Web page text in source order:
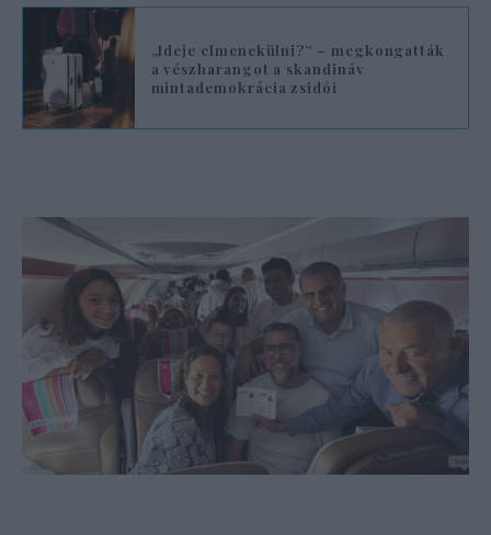
„Ideje elmenekülni?” – megkongatták
a vészharangot a skandináv
mintademokrácia zsidói